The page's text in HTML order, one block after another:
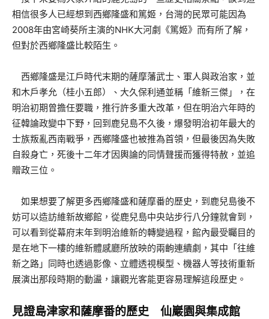
相信很多人已經想到西鄉隆盛和篤姬，台灣的民眾可能因為
2008年由宮崎葵所主演的NHK大河劇《篤姬》而有所了解，
但對於西鄉隆盛比較陌生。
西鄉隆盛是江戶時代末期的薩摩藩武士、軍人與政治家，並
和木戶孝允（桂小五郎）、大久保利通並稱「維新三傑」，在
明治初期曾擔任要職，推行許多重大改革，但在明治六年時的
征韓論政變中下野，回到鹿兒島不久後，爆發明治初年最大的
士族叛亂西南戰爭，西鄉隆盛也被推為首領，但最後因為失敗
自殺身亡，死後十二年才因輿論的同情聲援而獲得特赦，並追
贈政三位。
如果想要了解更多西鄉隆盛和薩摩番的歷史，到鹿兒島後不
妨可以造訪維新故鄉館，從鹿兒島中央站步行八分鐘就會到，
可以看到從幕府末年到明治維新的轉變過程，館內最受矚目的
是在地下一樓的維新體感廳所放映的兩齣連續劇，其中「往維
新之路」同時也透過影像、立體透視模型、機器人等技術重新
展演出那段時期的動盪，讓觀光客能更容易理解這段歷史。
見證島津家和薩摩番的歷史 仙巖園與集成館